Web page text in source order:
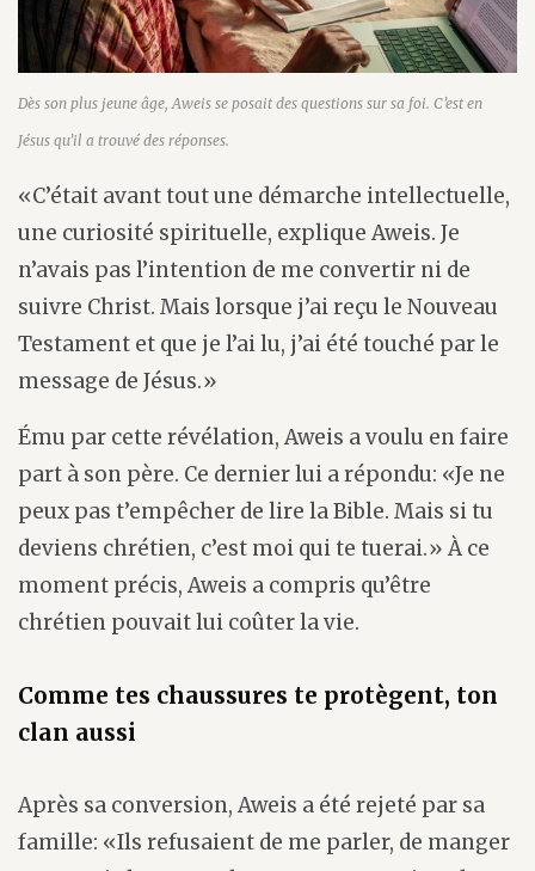
Dès son plus jeune âge, Aweis se posait des questions sur sa foi. C’est en
Jésus qu’il a trouvé des réponses.
«C’était avant tout une démarche intellectuelle,
une curiosité spirituelle, explique Aweis. Je
n’avais pas l’intention de me convertir ni de
suivre Christ. Mais lorsque j’ai reçu le Nouveau
Testament et que je l’ai lu, j’ai été touché par le
message de Jésus.»
Ému par cette révélation, Aweis a voulu en faire
part à son père. Ce dernier lui a répondu: «Je ne
peux pas t’empêcher de lire la Bible. Mais si tu
deviens chrétien, c’est moi qui te tuerai.» À ce
moment précis, Aweis a compris qu’être
chrétien pouvait lui coûter la vie.
Comme tes chaussures te protègent, ton
clan aussi
Après sa conversion, Aweis a été rejeté par sa
famille: «Ils refusaient de me parler, de manger